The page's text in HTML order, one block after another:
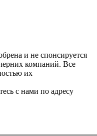
и не спонсируется
компаний. Все
их
с нами по адресу